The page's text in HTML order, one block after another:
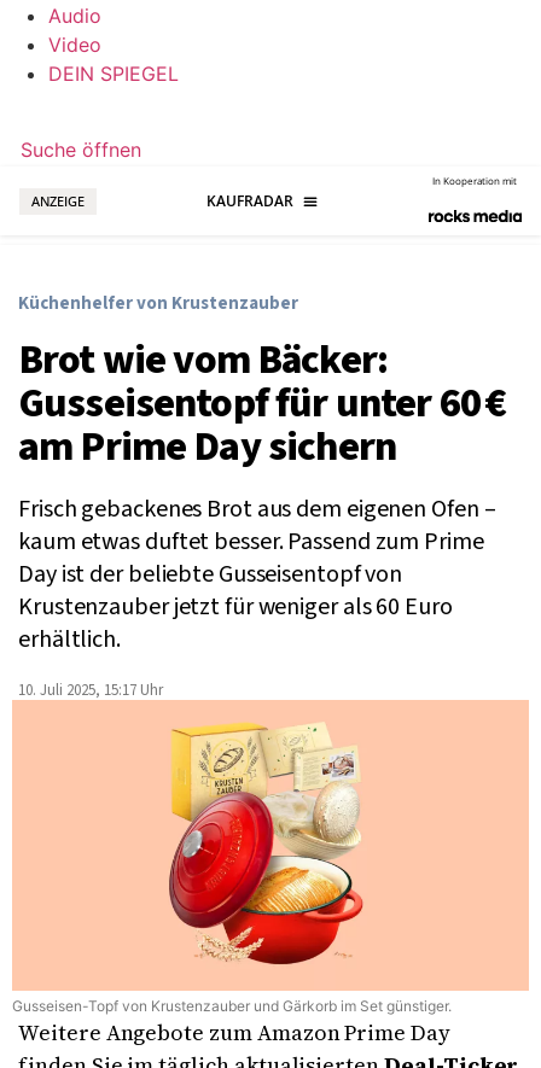
Audio
Video
DEIN SPIEGEL
Suche öffnen
ANZEIGE
In Kooperation mit
Küchenhelfer von Krustenzauber
Brot wie vom Bäcker:
Gusseisentopf für unter 60 €
am Prime Day sichern
Frisch gebackenes Brot aus dem eigenen Ofen –
kaum etwas duftet besser. Passend zum Prime
Day ist der beliebte Gusseisentopf von
Krustenzauber jetzt für weniger als 60 Euro
erhältlich.
10. Juli 2025, 15:17 Uhr
Gusseisen-Topf von Krustenzauber und Gärkorb im Set günstiger.
Weitere Angebote zum Amazon Prime Day